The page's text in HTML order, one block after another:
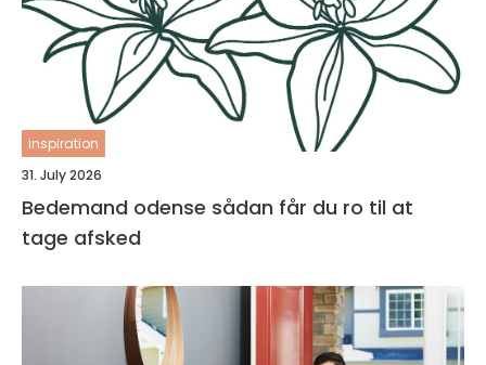
inspiration
31. July 2026
Bedemand odense sådan får du ro til at
tage afsked